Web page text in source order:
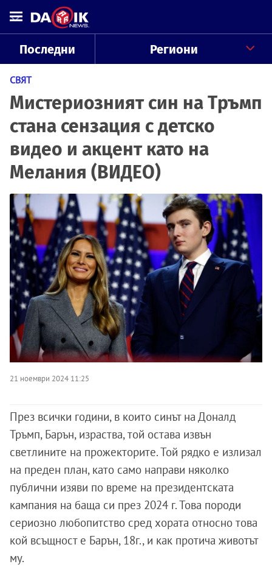
Последни Региони
СВЯТ
Мистериозният син на Тръмп
стана сензация с детско
видео и акцент като на
Мелания (ВИДЕО)
21 ноември 2024 11:25
През всички години, в които синът на Доналд
Тръмп, Барън, израства, той остава извън
светлините на прожекторите. Той рядко е излизал
на преден план, като само направи няколко
публични изяви по време на президентската
кампания на баща си през 2024 г. Това породи
сериозно любопитство сред хората относно това
кой всъщност е Барън, 18г., и как протича животът
му.